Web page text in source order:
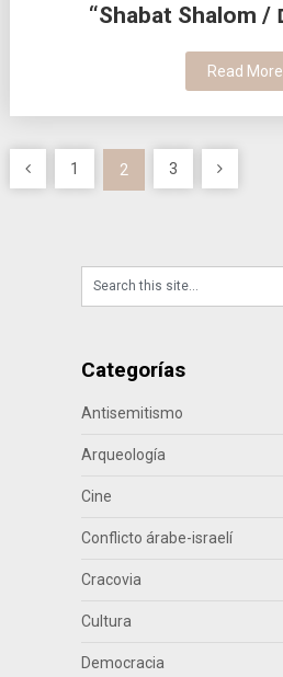
Read More
Paginación
1 2 3
Categorías
Antisemitismo
Arqueología
Cine
Conflicto árabe-israelí
Cracovia
Cultura
Democracia